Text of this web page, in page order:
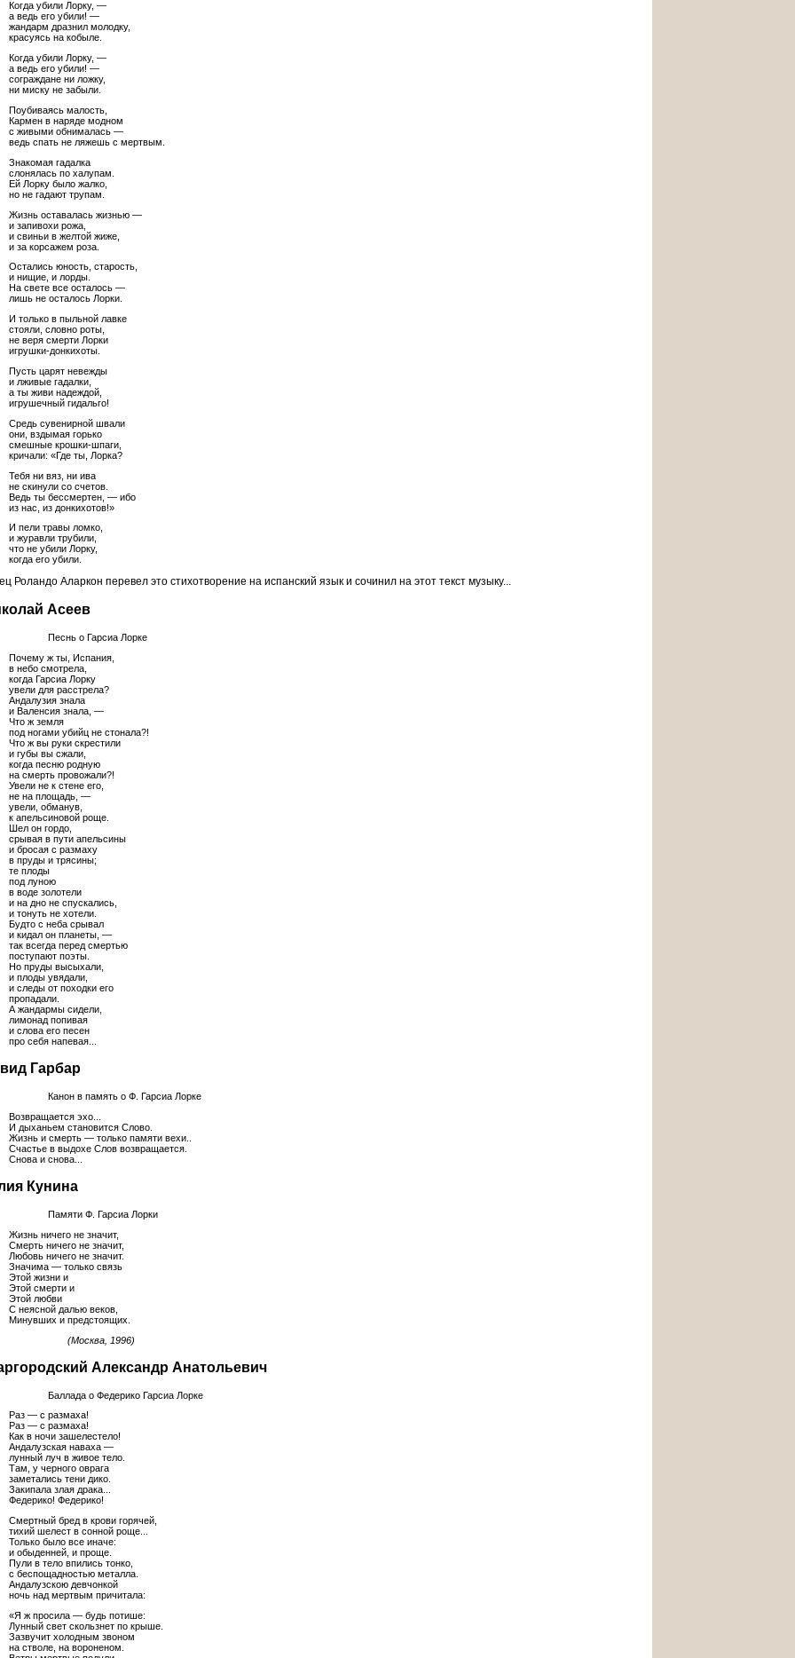
Когда убили Лорку, —
а ведь его убили! —
жандарм дразнил молодку,
красуясь на кобыле.
Когда убили Лорку, —
а ведь его убили! —
сограждане ни ложку,
ни миску не забыли.
Поубиваясь малость,
Кармен в наряде модном
с живыми обнималась —
ведь спать не ляжешь с мертвым.
Знакомая гадалка
слонялась по халупам.
Ей Лорку было жалко,
но не гадают трупам.
Жизнь оставалась жизнью —
и запивохи рожа,
и свиньи в желтой жиже,
и за корсажем роза.
Остались юность, старость,
и нищие, и лорды.
На свете все осталось —
лишь не осталось Лорки.
И только в пыльной лавке
стояли, словно роты,
не веря смерти Лорки
игрушки-донкихоты.
Пусть царят невежды
и лживые гадалки,
а ты живи надеждой,
игрушечный гидальго!
Средь сувенирной швали
они, вздымая горько
смешные крошки-шпаги,
кричали: «Где ты, Лорка?
Тебя ни вяз, ни ива
не скинули со счетов.
Ведь ты бессмертен, — ибо
из нас, из донкихотов!»
И пели травы ломко,
и журавли трубили,
что не убили Лорку,
когда его убили.
Роландо Аларкон перевел это стихотворение на испанский язык и сочинил на этот текст музыку...
Асеев
Песнь о Гарсиа Лорке
Почему ж ты, Испания,
в небо смотрела,
когда Гарсиа Лорку
увели для расстрела?
Андалузия знала
и Валенсия знала, —
Что ж земля
под ногами убийц не стонала?!
Что ж вы руки скрестили
и губы вы сжали,
когда песню родную
на смерть провожали?!
Увели не к стене его,
не на площадь, —
увели, обманув,
к апельсиновой роще.
Шел он гордо,
срывая в пути апельсины
и бросая с размаху
в пруды и трясины;
те плоды
под луною
в воде золотели
и на дно не спускались,
и тонуть не хотели.
Будто с неба срывал
и кидал он планеты, —
так всегда перед смертью
поступают поэты.
Но пруды высыхали,
и плоды увядали,
и следы от походки его
пропадали.
А жандармы сидели,
лимонад попивая
и слова его песен
про себя напевая...
Гарбар
Канон в память о Ф. Гарсиа Лорке
Возвращается эхо...
И дыханьем становится Слово.
Жизнь и смерть — только памяти вехи..
Счастье в выдохе Слов возвращается.
Снова и снова...
Кунина
Памяти Ф. Гарсиа Лорки
Жизнь ничего не значит,
Смерть ничего не значит,
Любовь ничего не значит.
Значима — только связь
Этой жизни и
Этой смерти и
Этой любви
С неясной далью веков,
Минувших и предстоящих.
(Москва, 1996)
Александр Анатольевич
Баллада о Федерико Гарсиа Лорке
Раз — с размаха!
Раз — с размаха!
Как в ночи зашелестело!
Андалузская наваха —
лунный луч в живое тело.
Там, у черного оврага
заметались тени дико.
Закипала злая драка...
Федерико! Федерико!
Смертный бред в крови горячей,
тихий шелест в сонной роще...
Только было все иначе:
и обыденней, и проще.
Пули в тело впились тонко,
с беспощадностью металла.
Андалузскою девчонкой
ночь над мертвым причитала:
«Я ж просила — будь потише:
Лунный свет скользнет по крыше.
Зазвучит холодным звоном
на стволе, на вороненом.